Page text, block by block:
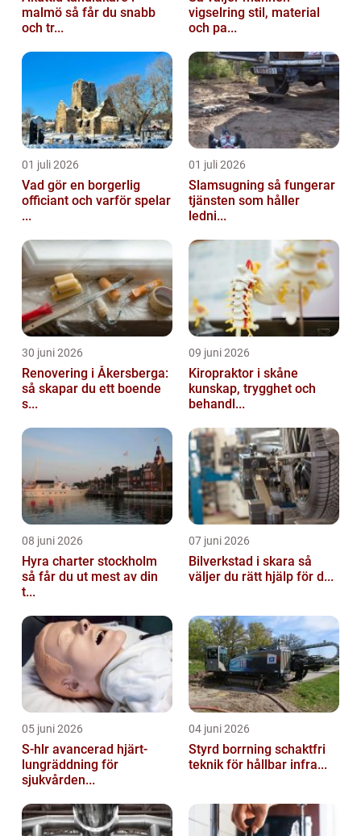
malmö så får du snabb
och tr...
vigselring stil, material
och pa...
01 juli 2026
Vad gör en borgerlig
officiant och varför spelar
...
01 juli 2026
Slamsugning så fungerar
tjänsten som håller
ledni...
30 juni 2026
Renovering i Åkersberga:
så skapar du ett boende
s...
09 juni 2026
Kiropraktor i skåne
kunskap, trygghet och
behandl...
08 juni 2026
Hyra charter stockholm
så får du ut mest av din
t...
07 juni 2026
Bilverkstad i skara så
väljer du rätt hjälp för d...
05 juni 2026
S-hlr avancerad hjärt-
lungräddning för
sjukvården...
04 juni 2026
Styrd borrning schaktfri
teknik för hållbar infra...